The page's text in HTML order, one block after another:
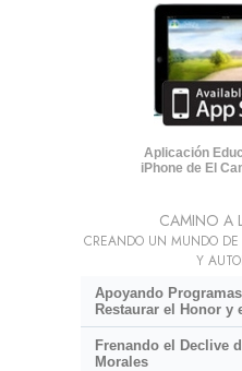
Aplicación
iPhone de El
CAMINO A
CREANDO UN MUNDO
Y
Apoyando
Restaurar el Honor y
Frenando el Declive
Morales